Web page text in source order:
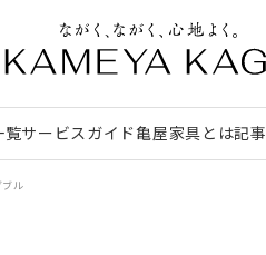
覧サービスガイド亀屋家具とは記事
ブル